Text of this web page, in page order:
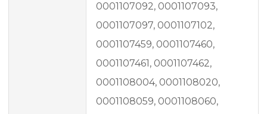
0001107092, 0001107093,
0001107097, 0001107102,
0001107459, 0001107460,
0001107461, 0001107462,
0001108004, 0001108020,
0001108059, 0001108060,